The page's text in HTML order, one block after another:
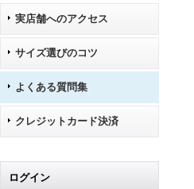
実店舗へのアクセス
サイズ選びのコツ
よくある質問集
クレジットカード決済
ログイン